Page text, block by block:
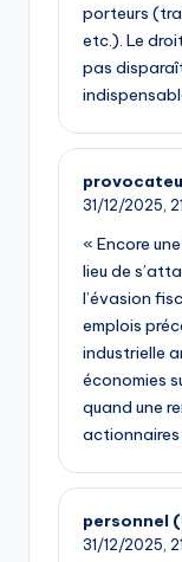
porteurs
etc.). Le
pas
31/12/2025,
« Encore
lieu de
l’évasion
emplois
industrielle
économies
quand une
personnel
31/12/2025,